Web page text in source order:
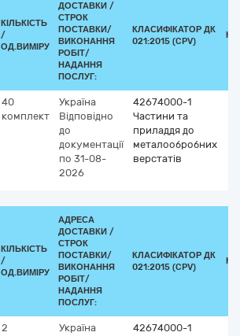
КІЛЬКІСТЬ
/
ОД.ВИМІРУ
ДОСТАВКИ /
СТРОК
ПОСТАВКИ/
ВИКОНАННЯ
РОБІТ/
НАДАННЯ
ПОСЛУГ:
КЛАСИФІКАТОР ДК
021:2015 (CPV)
40
комплект
Україна
Відповідно
до
документації
по 31-08-
2026
42674000-1
Частини та
приладдя до
металообробних
верстатів
КІЛЬКІСТЬ
/
ОД.ВИМІРУ
АДРЕСА
ДОСТАВКИ /
СТРОК
ПОСТАВКИ/
ВИКОНАННЯ
РОБІТ/
НАДАННЯ
ПОСЛУГ:
КЛАСИФІКАТОР ДК
021:2015 (CPV)
2
Україна
42674000-1